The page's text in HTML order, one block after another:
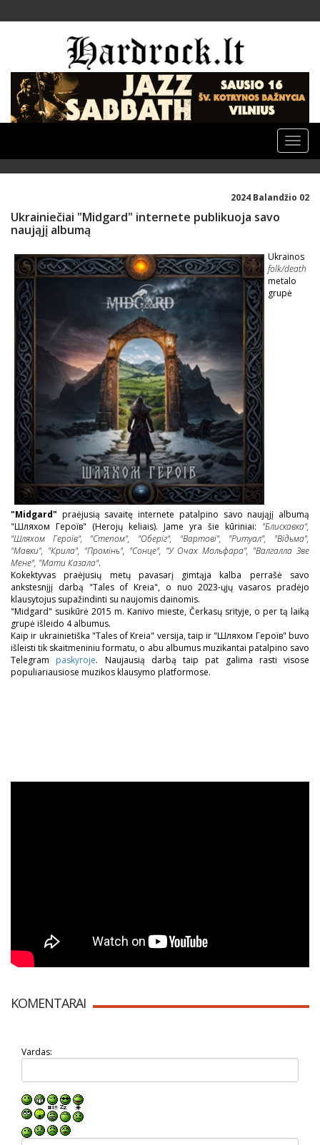
Toggle
2024 Balandžio 02
Ukrainiečiai "Midgard" internete publikuoja savo
naująjį albumą
Ukrainos
folk/death
metalo
grupė
"Midgard" praėjusią savaitę internete patalpino savo naująjį albumą
"Шляхом Героїв" (Herojų keliais). Jame yra šie kūriniai: "Блискавка",
"Шляхом Героїв", "Степом", "Оберіг", "Вартові", "Ритуал", "Відьма",
"Мавки", "Крила", "Промінь", "Сонце", "У Очах Мольфара", "Валгалла Зве
Мене", "Мати Казала".
Kokektyvas praėjusių metų pavasarį gimtąja kalba perrašė savo
ankstesnįjį darbą "Tales of Kreia", o nuo 2023-ųjų vasaros pradėjo
klausytojus supažindinti su naujomis dainomis.
"Midgard" susikūrė 2015 m. Kanivo mieste, Čerkasų srityje, o per tą laiką
grupė išleido 4 albumus.
Kaip ir ukrainietiška "Tales of Kreia" versija, taip ir "Шляхом Героїв" buvo
išleisti tik skaitmeniniu formatu, o abu albumus muzikantai patalpino savo
Telegram paskyroje. Naujausią darbą taip pat galima rasti visose
populiariausiose muzikos klausymo platformose.
KOMENTARAI
Vardas: